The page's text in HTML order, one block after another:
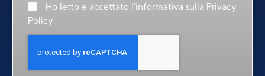
Ho letto e accettato l'informativa sulla Privacy
Policy